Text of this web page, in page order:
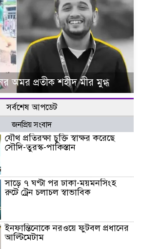
অমর প্রতীক শহীদ মীর মুগ্ধ
সর্বশেষ আপডেট
জনপ্রিয় সংবাদ
যৌথ প্রতিরক্ষা চুক্তি স্বাক্ষর করেছে
সৌদি-তুরস্ক-পাকিস্তান
সাড়ে ৭ ঘণ্টা পর ঢাকা-ময়মনসিংহ
রুটে ট্রেন চলাচল স্বাভাবিক
ইনফান্তিনোকে নরওয়ে ফুটবল প্রধানের
আল্টিমেটাম